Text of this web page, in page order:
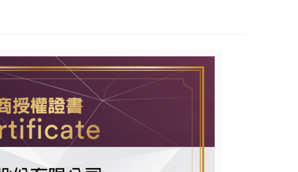
新竹物流(大件商品、貨量較大)
每筆NT$200，滿NT$5,000(含以上)免運費